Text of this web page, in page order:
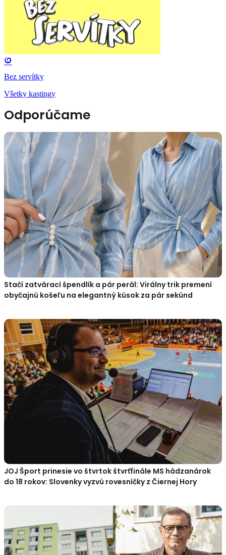
Bez servítky
Všetky kastingy
Odporúčame
Stačí zatvárací špendlík a pár perál: Virálny trik premení
obyčajnú košeľu na elegantný kúsok za pár sekúnd
JOJ Šport prinesie vo štvrtok štvrťfinále MS hádzanárok
do 18 rokov: Slovenky vyzvú rovesníčky z Čiernej Hory